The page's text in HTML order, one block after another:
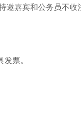
嘉宾和公务员不收
票。